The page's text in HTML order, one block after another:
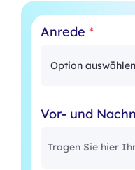
Anrede *
Vor- und